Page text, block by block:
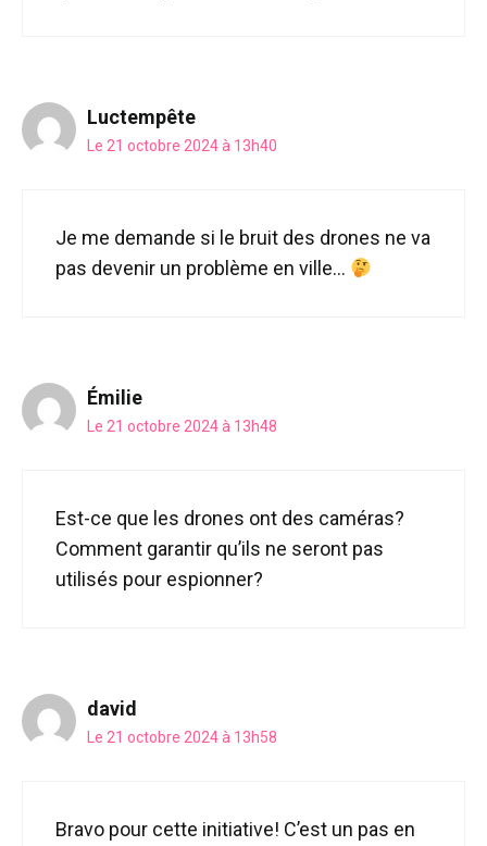
Luctempête
Le 21 octobre 2024 à 13h40
Je me demande si le bruit des drones ne va
pas devenir un problème en ville…
Émilie
Le 21 octobre 2024 à 13h48
Est-ce que les drones ont des caméras?
Comment garantir qu’ils ne seront pas
utilisés pour espionner?
david
Le 21 octobre 2024 à 13h58
Bravo pour cette initiative! C’est un pas en